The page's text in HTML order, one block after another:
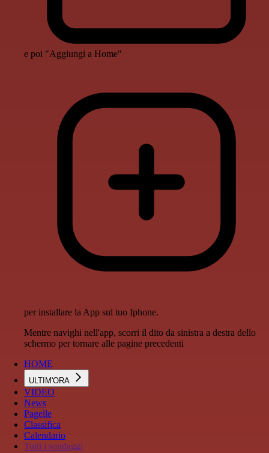
e poi "Aggiungi a Home"
per installare la App sul tuo Iphone.
Mentre navighi nell'app, scorri il dito da sinistra a destra dello
schermo per tornare alle pagine precedenti
HOME
ULTIM'ORA
VIDEO
News
Pagelle
Classifica
Calendario
Tutti i sondaggi